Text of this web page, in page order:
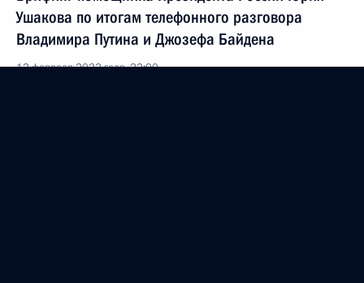
Ушакова по итогам телефонного разговора
Владимира Путина и Джозефа Байдена
12 февраля 2022 года, 22:00